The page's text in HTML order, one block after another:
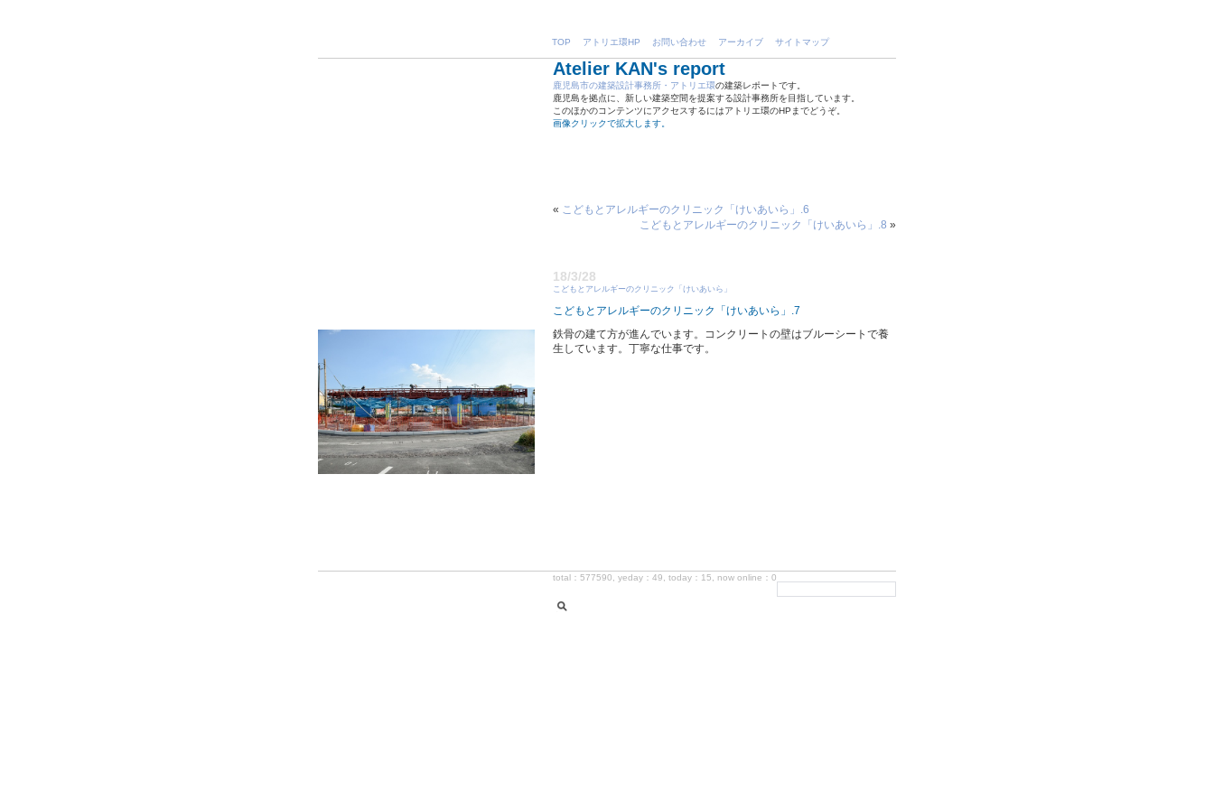
TOP アトリエ環HP お問い合わせ アーカイブ サイトマップ
Atelier KAN's report
鹿児島市の建築設計事務所・アトリエ環の建築レポートです。
鹿児島を拠点に、新しい建築空間を提案する設計事務所を目指しています。
このほかのコンテンツにアクセスするにはアトリエ環のHPまでどうぞ。
画像クリックで拡大します。
« こどもとアレルギーのクリニック「けいあいら」.6
こどもとアレルギーのクリニック「けいあいら」.8 »
18/3/28
こどもとアレルギーのクリニック「けいあいら」
こどもとアレルギーのクリニック「けいあいら」.7
鉄骨の建て方が進んでいます。コンクリートの壁はブルーシートで養
生しています。丁寧な仕事です。
total：577590, yeday：49, today：15, now online：0